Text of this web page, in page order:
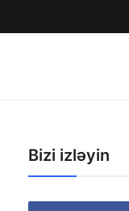
Bizi izləyin